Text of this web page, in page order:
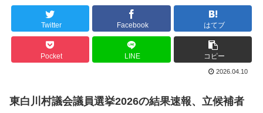
Twitter Facebook はてブ
Pocket LINE コピー
2026.04.10
東白川村議会議員選挙2026の結果速報、立候補者